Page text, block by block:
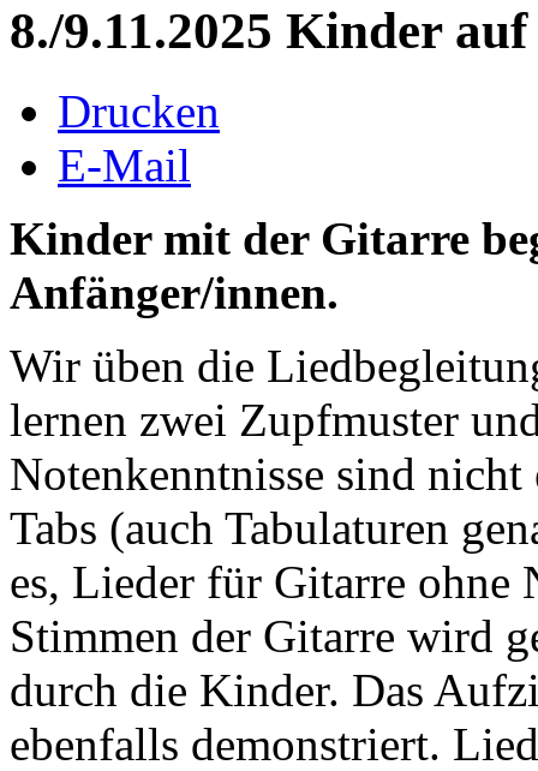
8./9.11.2025 Kinder
Drucken
E-Mail
Kinder mit der Gitarre
Anfänger/innen.
Wir üben die
lernen zwei Zupfmuster
Notenkenntnisse sind
Tabs (auch Tabulaturen
es, Lieder für Gitarre ohne
Stimmen der Gitarre wird
durch die Kinder. Das
ebenfalls demonstriert.